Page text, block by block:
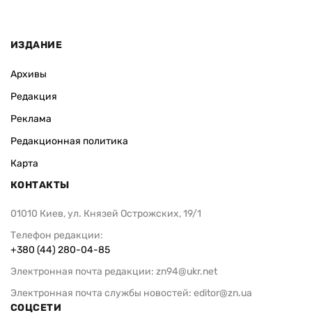
ИЗДАНИЕ
Архивы
Редакция
Реклама
Редакционная политика
Карта
КОНТАКТЫ
01010 Киев, ул. Князей Острожских, 19/1
Телефон редакции:
+380 (44) 280-04-85
Электронная почта редакции: zn94@ukr.net
Электронная почта службы новостей: editor@zn.ua
СОЦСЕТИ